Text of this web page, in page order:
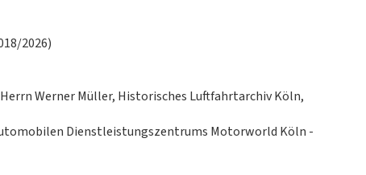
2026)
Werner Müller, Historisches Luftfahrtarchiv Köln,
Dienstleistungszentrums Motorworld Köln -